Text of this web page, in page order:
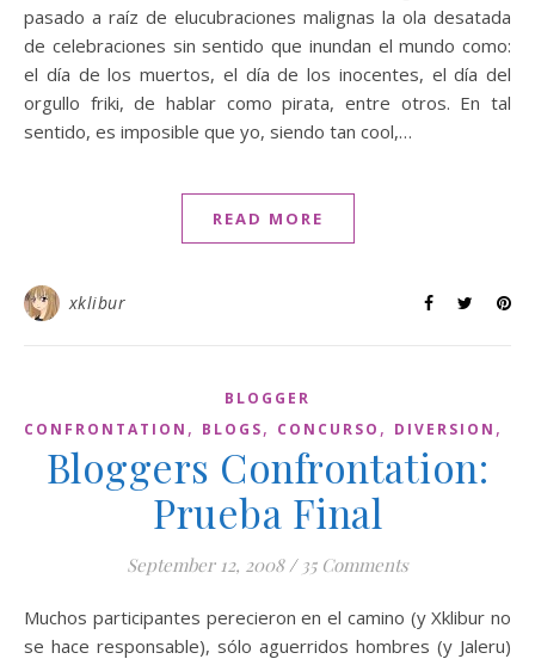
pasado a raíz de elucubraciones malignas la ola desatada
de celebraciones sin sentido que inundan el mundo como:
el día de los muertos, el día de los inocentes, el día del
orgullo friki, de hablar como pirata, entre otros. En tal
sentido, es imposible que yo, siendo tan cool,…
READ MORE
xklibur
BLOGGER
CONFRONTATION , BLOGS, CONCURSO , DIVERSION ,
Bloggers Confrontation:
Prueba Final
September 12, 2008 / 35 Comments
Muchos participantes perecieron en el camino (y Xklibur no
se hace responsable), sólo aguerridos hombres (y Jaleru)